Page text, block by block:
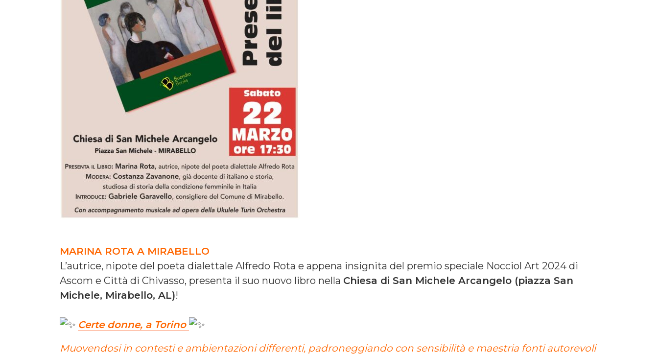
MARINA ROTA A MIRABELLO
L’autrice, nipote del poeta dialettale Alfredo Rota e appena insignita del premio speciale Nocciol Art 2024 di
Ascom e Città di Chivasso, presenta il suo nuovo libro nella Chiesa di San Michele Arcangelo (piazza San
Michele, Mirabello, AL)!
Certe donne, a Torino
Muovendosi in contesti e ambientazioni differenti, padroneggiando con sensibilità e maestria fonti autorevoli